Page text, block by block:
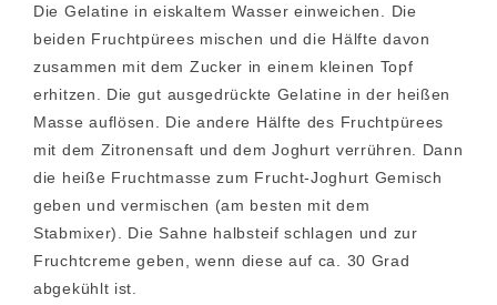
Die Gelatine in eiskaltem Wasser einweichen. Die
beiden Fruchtpürees mischen und die Hälfte davon
zusammen mit dem Zucker in einem kleinen Topf
erhitzen. Die gut ausgedrückte Gelatine in der heißen
Masse auflösen. Die andere Hälfte des Fruchtpürees
mit dem Zitronensaft und dem Joghurt verrühren. Dann
die heiße Fruchtmasse zum Frucht-Joghurt Gemisch
geben und vermischen (am besten mit dem
Stabmixer). Die Sahne halbsteif schlagen und zur
Fruchtcreme geben, wenn diese auf ca. 30 Grad
abgekühlt ist.